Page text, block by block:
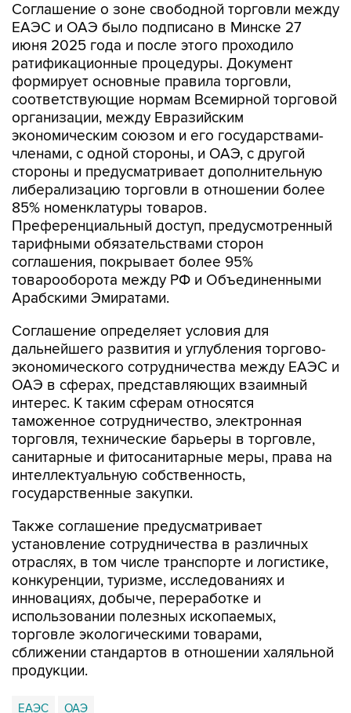
Соглашение о зоне свободной торговли между
ЕАЭС и ОАЭ было подписано в Минске 27
июня 2025 года и после этого проходило
ратификационные процедуры. Документ
формирует основные правила торговли,
соответствующие нормам Всемирной торговой
организации, между Евразийским
экономическим союзом и его государствами-
членами, с одной стороны, и ОАЭ, с другой
стороны и предусматривает дополнительную
либерализацию торговли в отношении более
85% номенклатуры товаров.
Преференциальный доступ, предусмотренный
тарифными обязательствами сторон
соглашения, покрывает более 95%
товарооборота между РФ и Объединенными
Арабскими Эмиратами.
Соглашение определяет условия для
дальнейшего развития и углубления торгово-
экономического сотрудничества между ЕАЭС и
ОАЭ в сферах, представляющих взаимный
интерес. К таким сферам относятся
таможенное сотрудничество, электронная
торговля, технические барьеры в торговле,
санитарные и фитосанитарные меры, права на
интеллектуальную собственность,
государственные закупки.
Также соглашение предусматривает
установление сотрудничества в различных
отраслях, в том числе транспорте и логистике,
конкуренции, туризме, исследованиях и
инновациях, добыче, переработке и
использовании полезных ископаемых,
торговле экологическими товарами,
сближении стандартов в отношении халяльной
продукции.
ЕАЭС ОАЭ